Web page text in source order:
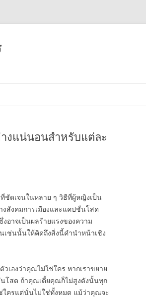
งแน่นอนสำหรับแต่ละ
ชัดเจนในหลาย ๆ วิธีที่ผู้หญิงเป็น
สังคมการเมืองและแคปชั่นโสด
าจเป็นผลร้ายแรงของความ
เช่นนั้นให้คิดถึงสิ่งนี้คำนำหน้าเชิง
เองว่าคุณไม่ใช่ใคร หากเราขยาย
โสด ถ้าคุณเตี้ยคุณก็ไม่สูงดังนั้นทุก
ใครแต่นั่นไม่ใช่ทั้งหมด แม้ว่าคุณจะ